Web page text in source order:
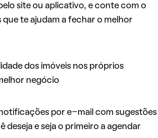
site ou aplicativo, e conte com o
que te ajudam a fechar o melhor
dos imóveis nos próprios
negócio
por e-mail com sugestões
deseja e seja o primeiro a agendar